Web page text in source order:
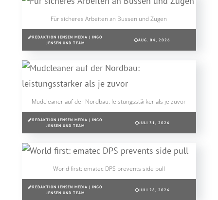
Für sicheres Arbeiten an Bussen und Zügen
REDAKTION JENSEN MEDIA | INGO
JENSEN UND TEAM
AUG. 04, 2026
Mudcleaner auf der Nordbau: leistungsstärker als je zuvor
REDAKTION JENSEN MEDIA | INGO
JENSEN UND TEAM
JULI 31, 2026
World first: ematec DPS prevents side pull
REDAKTION JENSEN MEDIA | INGO
JENSEN UND TEAM
JULI 28, 2026